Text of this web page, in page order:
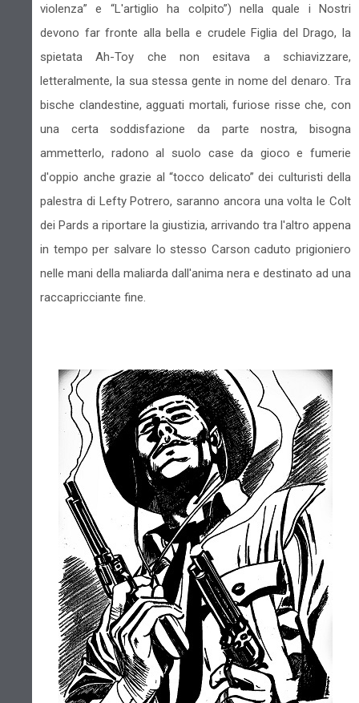
violenza” e “L'artiglio ha colpito”) nella quale i Nostri
devono far fronte alla bella e crudele Figlia del Drago, la
spietata Ah-Toy che non esitava a schiavizzare,
letteralmente, la sua stessa gente in nome del denaro. Tra
bische clandestine, agguati mortali, furiose risse che, con
una certa soddisfazione da parte nostra, bisogna
ammetterlo, radono al suolo case da gioco e fumerie
d'oppio anche grazie al “tocco delicato” dei culturisti della
palestra di Lefty Potrero, saranno ancora una volta le Colt
dei Pards a riportare la giustizia, arrivando tra l'altro appena
in tempo per salvare lo stesso Carson caduto prigioniero
nelle mani della maliarda dall'anima nera e destinato ad una
raccapricciante fine.